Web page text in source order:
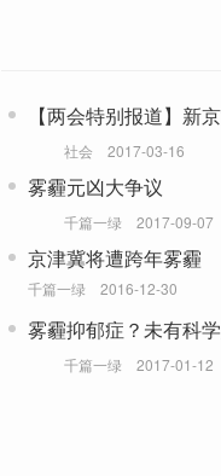
【两会特别报道】新
社会 2017-03-16
雾霾元凶大争议
千篇一绿 2017-09-07
京津冀将遭跨年雾霾
千篇一绿 2016-12-30
雾霾抑郁症？未有科
千篇一绿 2017-01-12